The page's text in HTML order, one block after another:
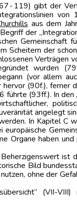
gibt der
von
aus dem
der
Gemeinschaft
Scheitern der
Verträgen
wurden
(vor allem
hervor (90f.),
(93ff.). In den
angelegt
In Kapitel C
Organe haben
ist
Bild
ohne der
(VII-VIII)